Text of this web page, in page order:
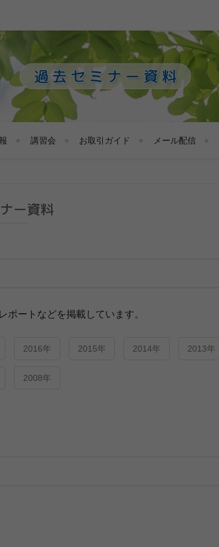
過去セミナー資料
講習会 お取引ガイド メール配信
ー資料
ポートなどを掲載しています。
2016年 2015年 2014年 2013年
2008年